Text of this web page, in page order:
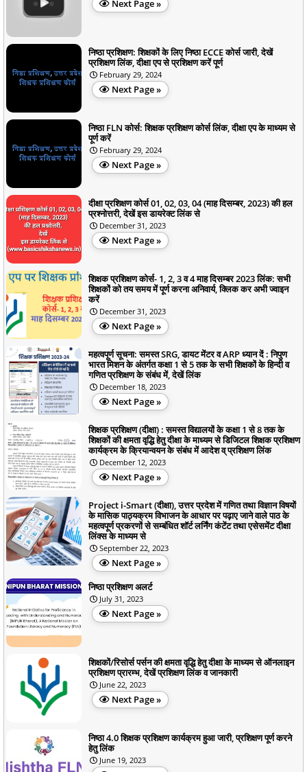
Next Page »
निष्ठा प्रशिक्षण: शिक्षकों के लिए निष्ठा ECCE कोर्स जारी, देखें
प्रशिक्षण लिंक, दीक्षा एप से प्रशिक्षण करें पूर्ण
February 29, 2024
Next Page »
निष्ठा FLN कोर्स: शिक्षक प्रशिक्षण कोर्स लिंक, दीक्षा एप के माध्यम से
पूर्ण करें
February 29, 2024
Next Page »
दीक्षा प्रशिक्षण कोर्स 01, 02, 03, 04 (माह दिसम्बर, 2023) की हल
प्रश्नोत्तरी, देखें इस डायरेक्ट लिंक से
December 31, 2023
Next Page »
शिक्षक प्रशिक्षण कोर्स- 1, 2, 3 व 4 माह दिसम्बर 2023 लिंक: सभी
शिक्षकों को तय समय में पूर्ण करना अनिवार्य, क्लिक कर अभी ज्वाइन
करें
December 31, 2023
Next Page »
महत्वपूर्ण सूचना: समस्त SRG, डायट मेंटर व ARP ध्यान दें : निपुण
भारत मिशन के अंतर्गत कक्षा 1 से 5 तक के सभी शिक्षकों के हिन्दी व
गणित प्रशिक्षण के संबंध में, देखें लिंक
December 18, 2023
Next Page »
शिक्षक प्रशिक्षण (दीक्षा) : समस्त विद्यालयों के कक्षा 1 से 8 तक के
शिक्षकों की क्षमता वृद्धि हेतु दीक्षा के माध्यम से डिजिटल शिक्षक प्रशिक्षण
कार्यक्रम के क्रियान्वयन के संबंध में आदेश व् प्रशिक्षण लिंक
December 12, 2023
Next Page »
Project i-Smart (दीक्षा), उत्तर प्रदेश में गणित तथा विज्ञान विषयों
के मासिक पाठ्यक्रम विभाजन के आधार पर पढ़ाए जाने वाले पाठ के
महत्वपूर्ण प्रकरणों से सम्बंधित शॉर्ट लर्निंग कंटेंट तथा एसेसमेंट दीक्षा
लिंक्स के माध्यम से
September 22, 2023
Next Page »
निष्ठा प्रशिक्षण अलर्ट
July 31, 2023
Next Page »
शिक्षकों/रिसोर्स पर्सन की क्षमता वृद्धि हेतु दीक्षा के माध्यम से ऑनलाइन
प्रशिक्षण प्रारम्भ, देखें प्रशिक्षण लिंक व जानकारी
June 22, 2023
Next Page »
निष्ठा 4.0 शिक्षक प्रशिक्षण कार्यक्रम हुआ जारी, प्रशिक्षण पूर्ण करने
हेतु लिंक
June 19, 2023